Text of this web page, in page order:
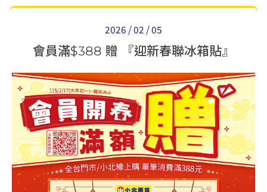
2026 / 02 / 05
會員滿$388 贈 『迎新春聯冰箱貼』